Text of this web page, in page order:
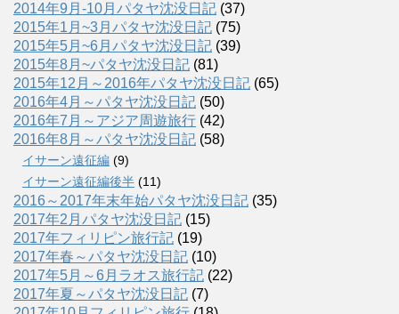
2014年9月-10月パタヤ沈没日記 (37)
2015年1月~3月パタヤ沈没日記 (75)
2015年5月~6月パタヤ沈没日記 (39)
2015年8月~パタヤ沈没日記 (81)
2015年12月～2016年パタヤ沈没日記 (65)
2016年4月～パタヤ沈没日記 (50)
2016年7月～アジア周遊旅行 (42)
2016年8月～パタヤ沈没日記 (58)
イサーン遠征編 (9)
イサーン遠征編後半 (11)
2016～2017年末年始パタヤ沈没日記 (35)
2017年2月パタヤ沈没日記 (15)
2017年フィリピン旅行記 (19)
2017年春～パタヤ沈没日記 (10)
2017年5月～6月ラオス旅行記 (22)
2017年夏～パタヤ沈没日記 (7)